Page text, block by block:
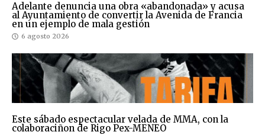
Adelante denuncia una obra «abandonada» y acusa
al Ayuntamiento de convertir la Avenida de Francia
en un ejemplo de mala gestión
6 agosto 2026
Este sábado espectacular velada de MMA, con la
colaboraciñon de Rigo Pex-MENEO